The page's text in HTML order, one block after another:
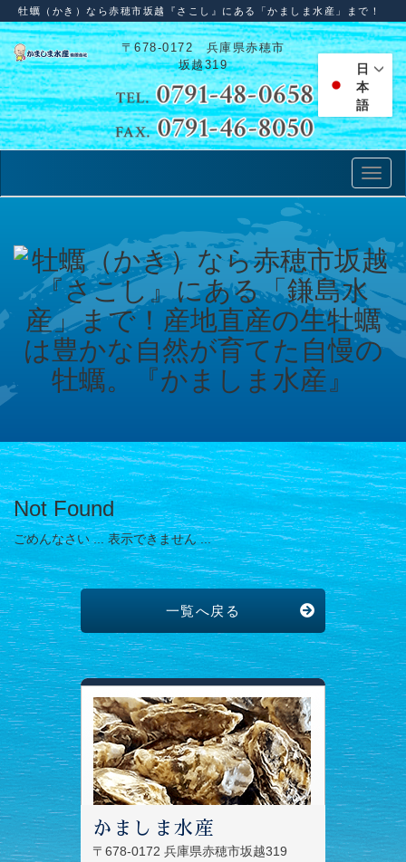
牡蠣（かき）なら赤穂市坂越『さこし』にある「かましま水産」まで！
〒678-0172 兵庫県赤穂市
坂越319
日
本
語
Not Found
ごめんなさい ... 表示できません ...
一覧へ戻る
かましま水産
〒678-0172 兵庫県赤穂市坂越319